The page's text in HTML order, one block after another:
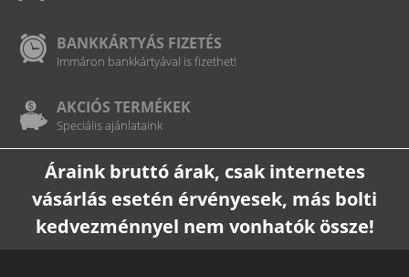
BANKKÁRTYÁS FIZETÉS
Immáron bankkártyával is fizethet!
AKCIÓS TERMÉKEK
Speciális ajánlataink
Áraink bruttó árak, csak internetes
vásárlás esetén érvényesek, más bolti
kedvezménnyel nem vonhatók össze!